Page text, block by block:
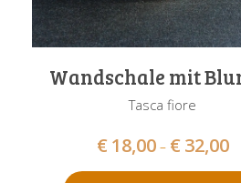
Wandschale mit
Tasca fiore
€ 18,00– € 32,00